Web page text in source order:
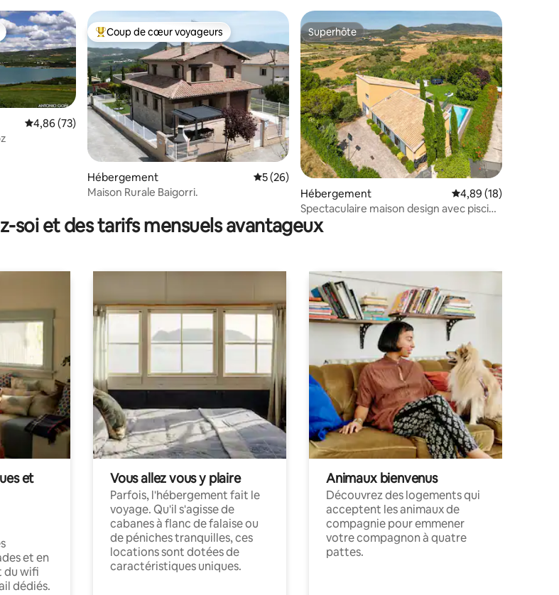
: 4,92 sur 5
Évaluation moyenne sur la base de 73 commentaires : 4,86 sur 5
4,86 (73)
Coups de cœur voyageurs les plus appréciés
Coup de cœur voyageurs
Hébergement Évaluation moyenne sur la base de 26 commentaires : 5 sur 5
5 (26)
Maison Rurale Baigorri.
Superhôte
Superhôte
Hébergement Évaluation moyenne
4,89 (18)
Spectaculaire maison design avec piscine
à Navarre
soi et des tarifs mensuels avantageux
et
et en
du wifi
dédiés.
Vous allez vous y plaire
Parfois, l'hébergement fait le
voyage. Qu'il s'agisse de
cabanes à flanc de falaise ou
de péniches tranquilles, ces
locations sont dotées de
caractéristiques uniques.
Animaux bienvenus
Découvrez des logements qui
acceptent les animaux de
compagnie pour emmener
votre compagnon à quatre
pattes.